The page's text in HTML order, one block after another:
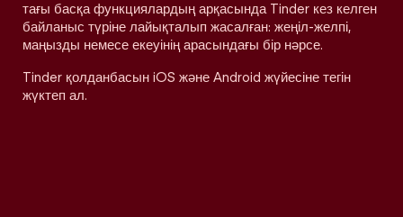
тағы басқа функциялардың арқасында Tinder кез келген
байланыс түріне лайықталып жасалған: жеңіл-желпі,
маңызды немесе екеуінің арасындағы бір нәрсе.
Tinder қолданбасын iOS және Android жүйесіне тегін
жүктеп ал.